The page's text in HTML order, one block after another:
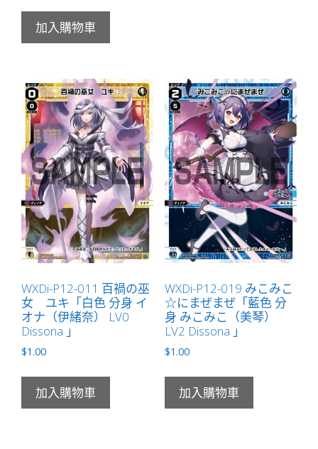
加入購物車
WXDi-P12-011 百禍の巫
女 ユキ「白色 分身 イ
オナ（伊緒奈） LV0
Dissona 」
$1.00
加入購物車
WXDi-P12-019 みこみこ
☆にまぜまぜ「藍色 分
身 みこみこ（美琴）
LV2 Dissona 」
$1.00
加入購物車